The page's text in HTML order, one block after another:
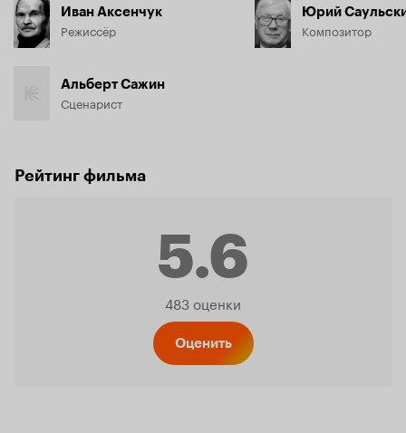
Иван Аксенчук
Режиссёр
Альберт Сажин
Сценарист
Юрий
Композитор
Рейтинг фильма
5.6
Рейтинг
483 оценки
Оценить